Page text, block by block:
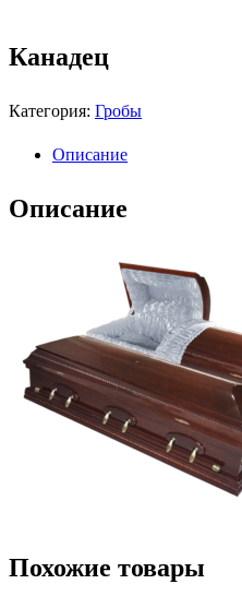
Канадец
Категория: Гробы
Описание
Описание
Похожие товары